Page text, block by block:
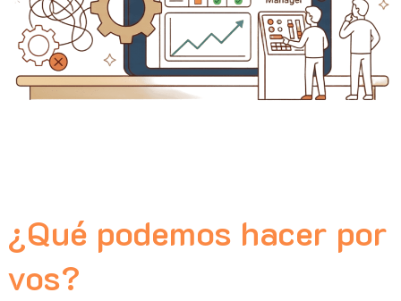
¿Qué podemos hacer por
vos?